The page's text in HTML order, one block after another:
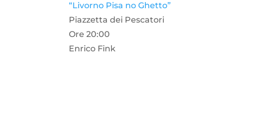
“Livorno Pisa no Ghetto”
Piazzetta dei Pescatori
Ore 20:00
Enrico Fink